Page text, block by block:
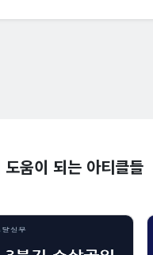
도움이 되는 아티클들